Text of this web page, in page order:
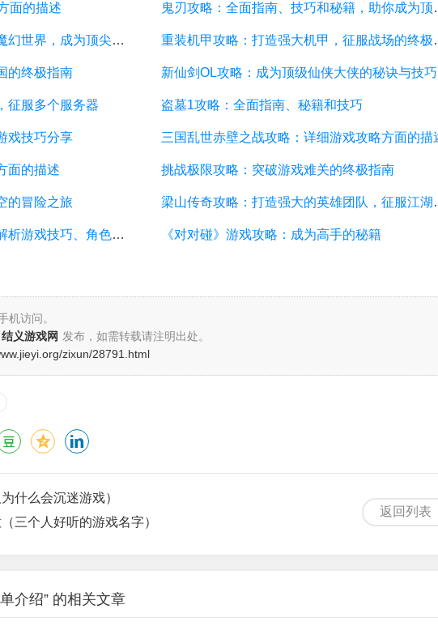
面的描述 鬼刃攻略
神魔幻境攻略：探索无尽的魔幻世界，成为顶尖玩家 重装机甲
的终极指南 新仙剑OL攻略：成为顶级仙侠大侠的秘诀与技巧
征服多个服务器 盗墓1攻略：全面指南、秘籍和技巧
戏技巧分享 三国乱世赤壁之战攻略：详细游戏攻略方面的描
面的描述 挑战极限攻略：突破游戏难关的终极指南
的冒险之旅 梁山传奇攻
武林外传小游戏攻略：全面解析游戏技巧、角色选择和剧情推进 《对对碰》游戏攻略：成为高手的秘籍
机访问。
结义游戏网 发布，如需转载请注明出处。
zixun/28791.html
返回列表
什么会沉迷游戏）
三个人好听的游戏名字）
介绍” 的相关文章